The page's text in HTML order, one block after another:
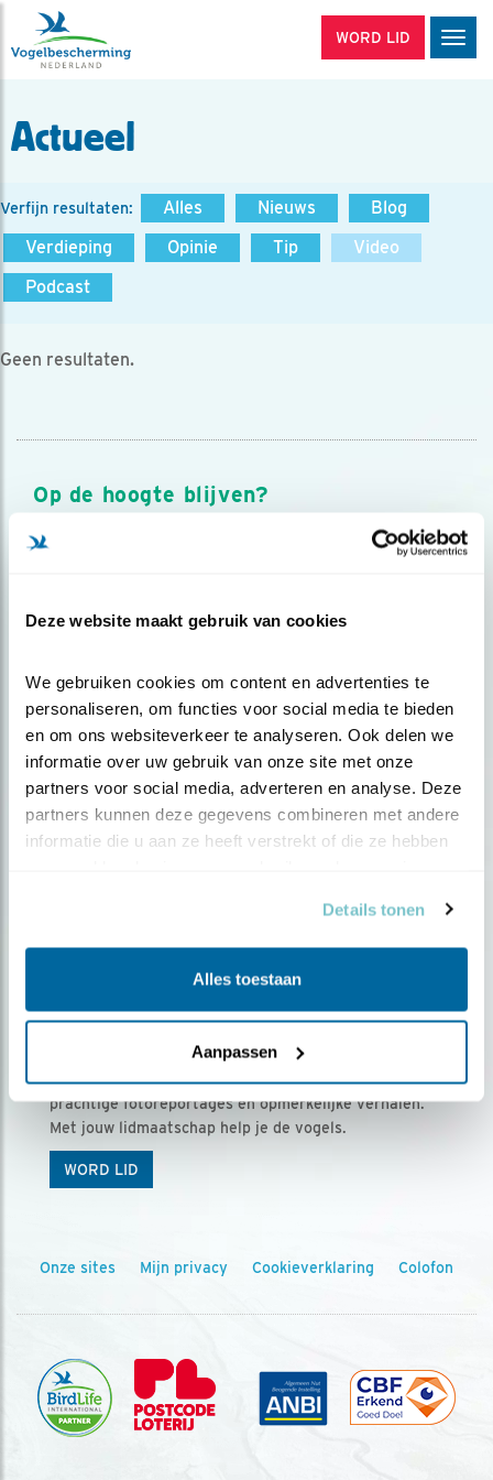
Deze website maakt gebruik van cookies
We gebruiken cookies om content en advertenties te
personaliseren, om functies voor social media te bieden
en om ons websiteverkeer te analyseren. Ook delen we
informatie over uw gebruik van onze site met onze
partners voor social media, adverteren en analyse. Deze
partners kunnen deze gegevens combineren met andere
informatie die u aan ze heeft verstrekt of die ze hebben
Details tonen
Alles toestaan
Aanpassen
WORD LID
Actueel
Verfijn resultaten: Alles Nieuws
Blog
Verdieping
Opinie Tip
Video
Podcast
Geen resultaten.
Op de hoogte blijven?
Meld je aan en ontvang nieuws, inspiratie, acties en tips
over vogels en activiteiten van Vogelbescherming.
Ontvang 5 x Vogels voor € 36,00 per jaar
Vogels is het tijdschrift voor onze leden, met
prachtige fotoreportages en opmerkelijke verhalen.
Met jouw lidmaatschap help je de vogels.
WORD LID
Onze sites Mijn privacy Cookieverklaring Colofon